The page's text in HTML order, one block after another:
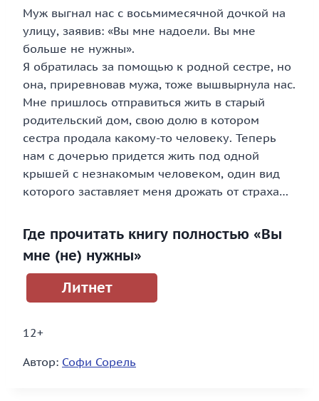
Муж выгнал нас с восьмимесячной дочкой на
улицу, заявив: «Вы мне надоели. Вы мне
больше не нужны».
Я обратилась за помощью к родной сестре, но
она, приревновав мужа, тоже вышвырнула нас.
Мне пришлось отправиться жить в старый
родительский дом, свою долю в котором
сестра продала какому-то человеку. Теперь
нам с дочерью придется жить под одной
крышей с незнакомым человеком, один вид
которого заставляет меня дрожать от страха…
Где прочитать книгу полностью «Вы
мне (не) нужны»
Литнет
12+
Автор: Софи Сорель